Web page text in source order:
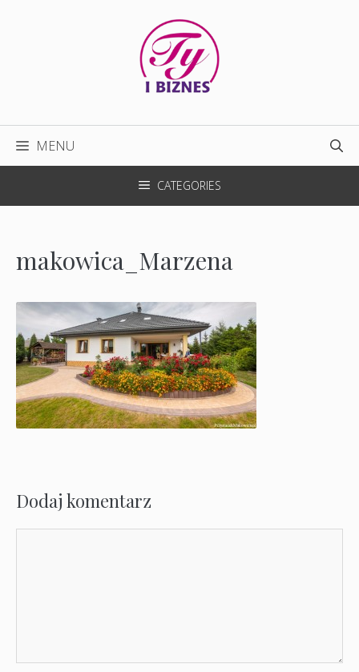
MENU
CATEGORIES
makowica_Marzena
Dodaj komentarz